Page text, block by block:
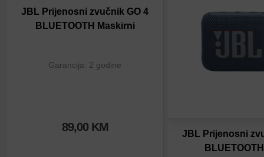
JBL Prijenosni zvučnik GO 4
BLUETOOTH Maskirni
Garancija: 2 godine
89,00 KM
JBL Prijenosni